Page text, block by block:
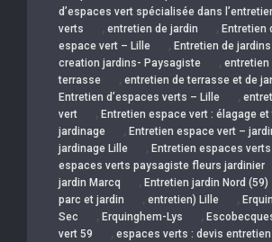
d’espaces vert spécialisée dans
verts
, entretien de jardin , Entretien
espace vert – Lille
, Entretien de
creation jardins- Paysagiste
, entretien
terrasse
, entretien de terrasse et de
Entretien d’espaces verts – Lille ,
vert
, Entretien espace vert : élagage et
jardinage
, Entretien espace vert –
jardinage Lille
, Entretien espaces verts
espaces verts paysagiste fleurs jardinier
jardin Marcq
, Entretien jardin Nord (59)
parc et jardin
, entretien) Lille ,
Sec
, Erquinghem-Lys ,
vert 59
, espaces verts : devis